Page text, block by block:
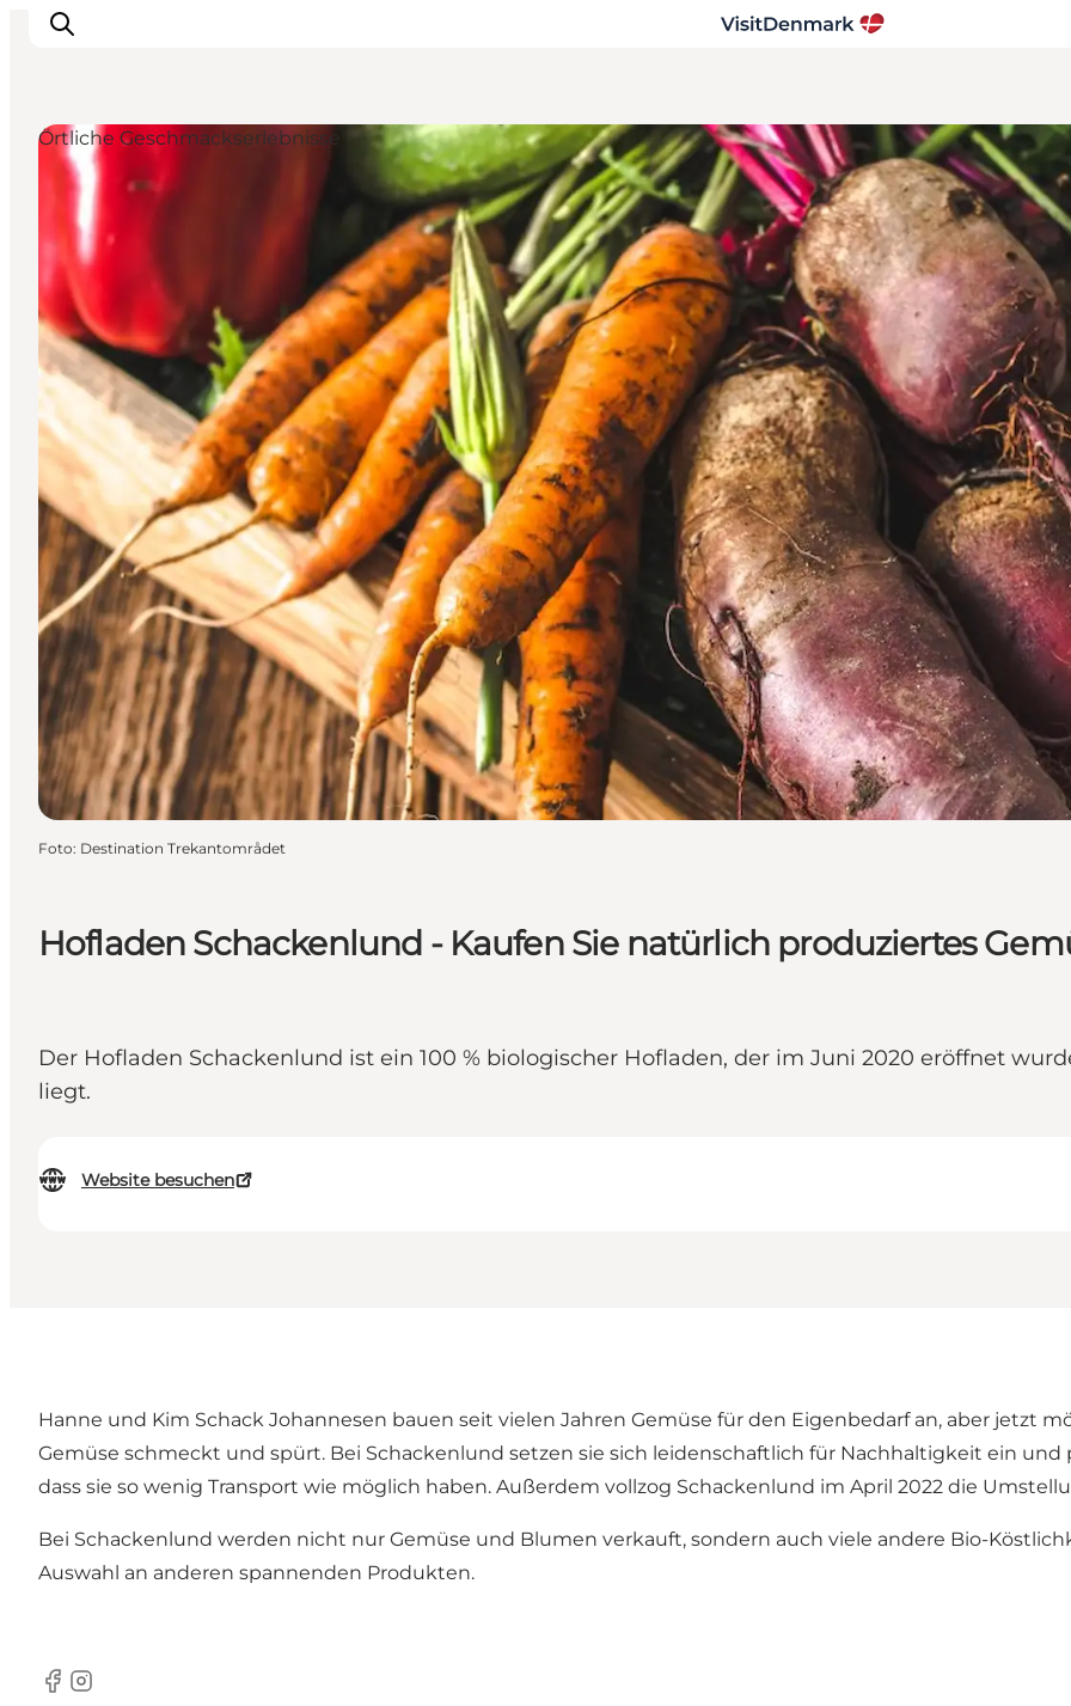
Inspiration
Regionen
Erlebnisse
Unterkünfte
Reiseplanung
Hofladen Schackenlund - Kaufen Sie natürlich produziertes
Der Hofladen Schackenlund ist ein 100 % biologischer Hofladen, der im Juni 2020 eröffnet
liegt.
Website besuchen
Örtliche Geschmackserlebnisse
Foto: Destination Trekantområdet
Hanne und Kim Schack Johannesen bauen seit vielen Jahren Gemüse für den Eigenbedarf an, aber jetzt
Gemüse schmeckt und spürt. Bei Schackenlund setzen sie sich leidenschaftlich für Nachhaltigkeit ein und
dass sie so wenig Transport wie möglich haben. Außerdem vollzog Schackenlund im April 2022 die
Bei Schackenlund werden nicht nur Gemüse und Blumen verkauft, sondern auch viele andere Bio-
Auswahl an anderen spannenden Produkten.
Facebook
Instagram